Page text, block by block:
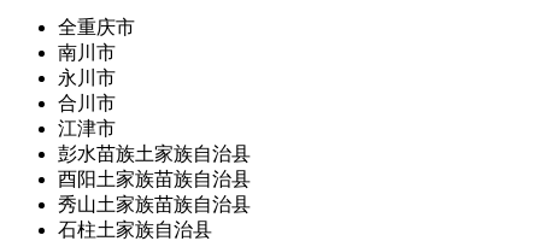
全重庆市
南川市
永川市
合川市
江津市
彭水苗族土家族自治县
酉阳土家族苗族自治县
秀山土家族苗族自治县
石柱土家族自治县